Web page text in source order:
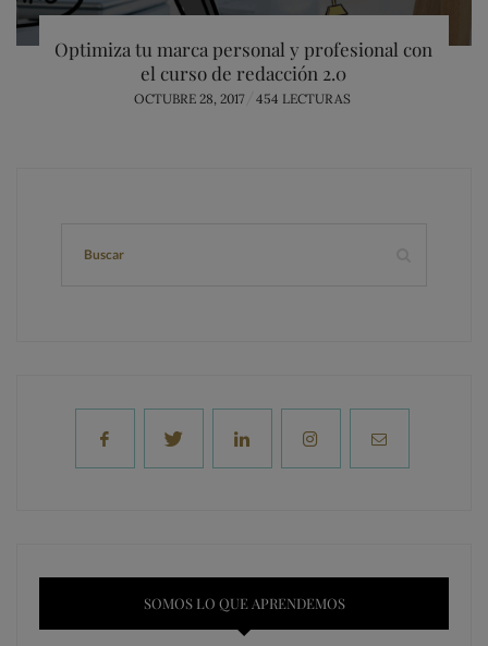
Optimiza tu marca personal y profesional con
el curso de redacción 2.0
POSTED
OCTUBRE 28, 2017 454 LECTURAS
SOMOS LO QUE APRENDEMOS